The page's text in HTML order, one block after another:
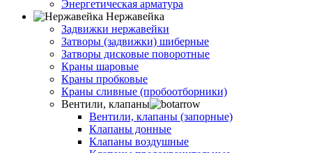
Энергетическая арматура
Нержавейка
Задвижки нержавейки
Затворы (задвижки) шиберные
Затворы дисковые поворотные
Краны шаровые
Краны пробковые
Краны сливные (пробоотборники)
Вентили, клапаны
Вентили, клапаны (запорные)
Клапаны донные
Клапаны воздушные